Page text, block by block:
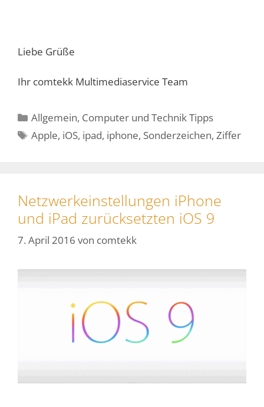
Liebe Grüße
Ihr comtekk Multimediaservice Team
Kategorien
Allgemein, Computer und Technik Tipps
Schlagwörter
Apple, iOS, ipad, iphone, Sonderzeichen,Ziffer
Netzwerkeinstellungen iPhone
und iPad zurücksetzten iOS 9
7. April 2016 von comtekk